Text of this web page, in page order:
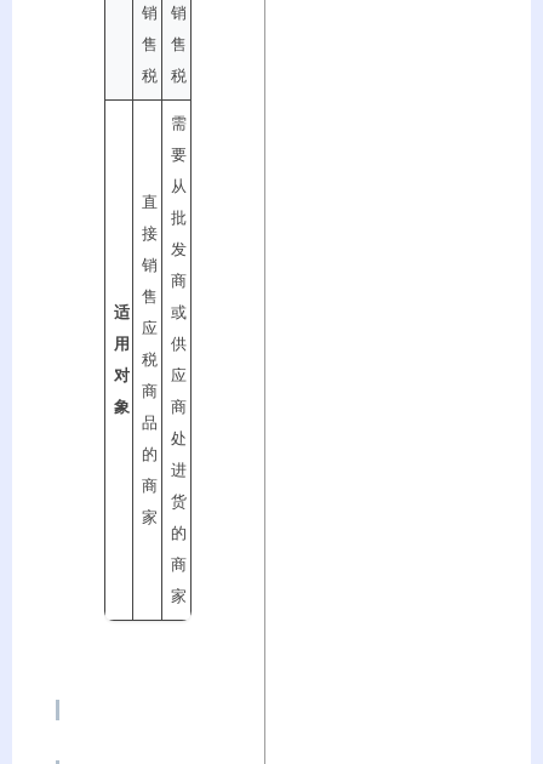
销
售
税
销
售
税
适
用
对
象
直
接
销
售
应
税
商
品
的
商
家
需
要
从
批
发
商
或
供
应
商
处
进
货
的
商
家